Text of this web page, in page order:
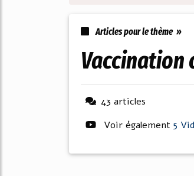
Articles pour le thème »
43 articles
Voir également 5